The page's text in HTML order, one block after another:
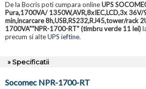
De la Bocris poti cumpara onlineUPS
Pura,1700VA/ 1350W,AVR,8xIEC,LCD,3x 36V/
min,incarcare 8h,USB,RS232,RJ45,tower/rack
1700VA""NPR-1700-RT" (timbru verde 11 lei)
precum si alteUPS ieftine.
» Specificatii
Socomec NPR-1700-RT